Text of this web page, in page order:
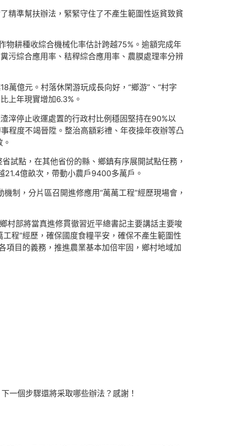
精準幫扶辦法，緊緊守住了不產生範圍性返貧致貧
物耕種收綜合機械化率估計跨越75%。逾額完成年
污綜合應用率、秸稈綜合應用率、農膜處理率分辨
萬億元。村落休閑游玩成長向好，“鄉游”、“村字
上年現實增加6.3%。
滓停止收運處置的行政村比例穩固堅持在90%以
程度不竭晉陞。整治高額彩禮、年夜操年夜辦等凸
試點，在其他省份的縣、鄉鎮有序展開試點任務，
億畝次，帶動小農戶9400多萬戶。
制，分片區召開進修應用“萬萬工程”經歷現場會，
村部將當真進修貫徹習近平總書記主要講話主要唆
程”經歷，確保國度食糧平安，確保不產生範圍性
項目的義務，推進農業基本加倍牢固，鄉村地域加
一個步驟還將采取哪些辦法？感謝！